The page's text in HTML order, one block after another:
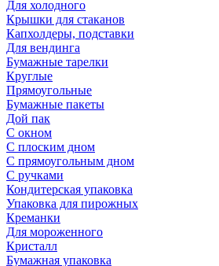
Для холодного
Крышки для стаканов
Капхолдеры, подставки
Для вендинга
Бумажные тарелки
Круглые
Прямоугольные
Бумажные пакеты
Дой пак
С окном
С плоским дном
С прямоугольным дном
С ручками
Кондитерская упаковка
Упаковка для пирожных
Креманки
Для мороженного
Кристалл
Бумажная упаковка